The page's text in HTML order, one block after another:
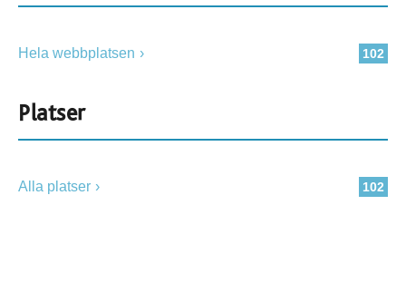
102
Hela webbplatsen
Platser
102
Alla platser